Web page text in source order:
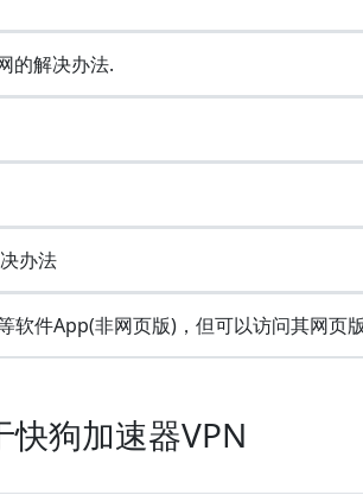
的解决办法.
办法
件App(非网页版)，但可以访问其网页
快狗加速器VPN